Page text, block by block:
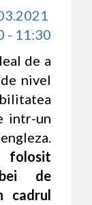
- 11:30
de a
nivel
intr-un
folosit
de
cadrul